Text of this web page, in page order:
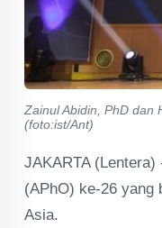
Zainul Abidin, PhD dan
(foto:ist/Ant)
JAKARTA
(APhO) ke-26 yang
Asia.